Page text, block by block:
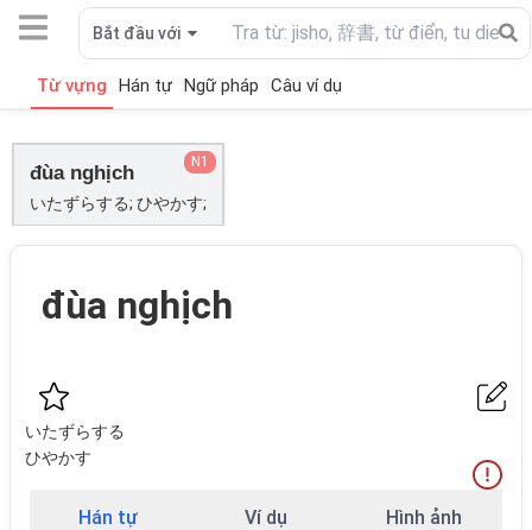
Bắt đầu với
Từ vựng Hán tự Ngữ pháp Câu ví dụ
đùa nghịch
いたずらする; ひやかす;
N1
đùa nghịch
いたずらする
ひやかす
Hán tự Ví dụ Hình ảnh